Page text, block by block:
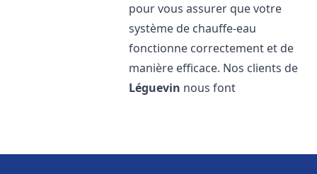
pour vous assurer que votre
système de chauffe-eau
fonctionne correctement et de
manière efficace. Nos clients de
Léguevin nous font